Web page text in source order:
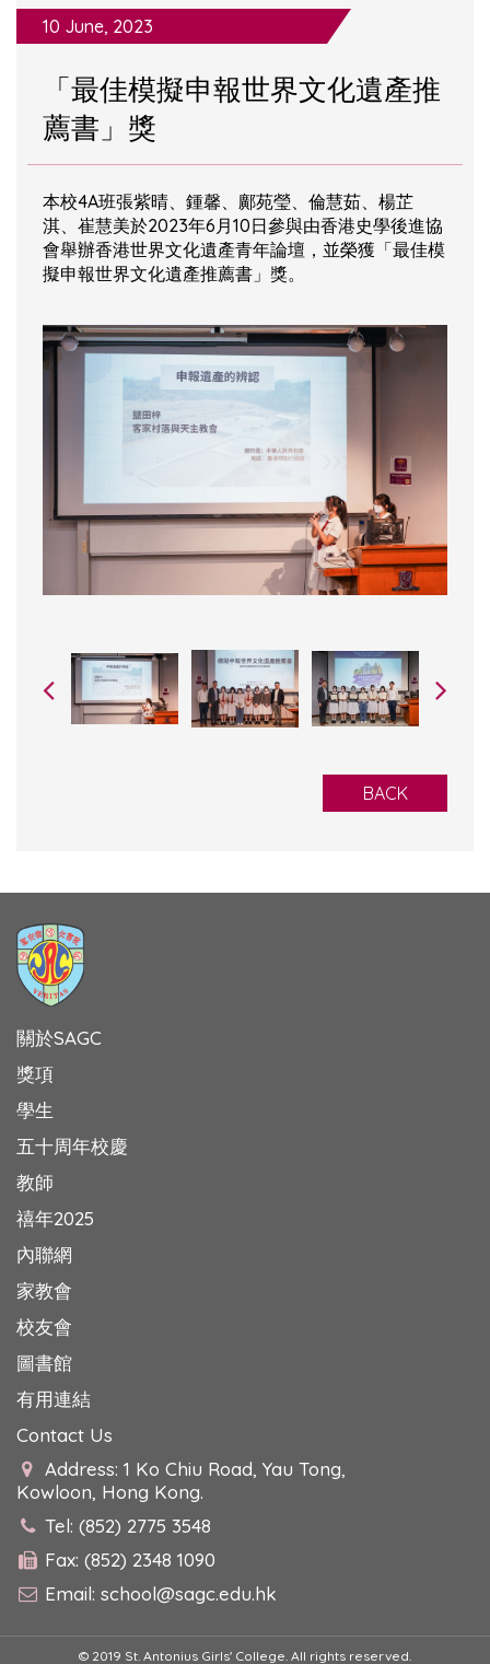
10 June, 2023
「最佳模擬申報世界文化遺產推
薦書」獎
本校4A班張紫晴、鍾馨、鄺苑瑩、倫慧茹、楊芷
淇、崔慧美於2023年6月10日參與由香港史學後進協
會舉辦香港世界文化遺產青年論壇，並榮獲「最佳模
擬申報世界文化遺產推薦書」獎。
BACK
關於SAGC
獎項
學生
五十周年校慶
教師
禧年2025
內聯網
家教會
校友會
圖書館
有用連結
Contact Us
Address: 1 Ko Chiu Road, Yau Tong,
Kowloon, Hong Kong.
Tel: (852) 2775 3548
Fax: (852) 2348 1090
Email: school@sagc.edu.hk
© 2019 St. Antonius Girls' College. All rights reserved.